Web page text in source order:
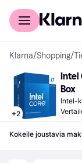
Kuluttajille
Klarna/Shopping/
+2
Intel
Box
Intel-
Kokeile joustavia